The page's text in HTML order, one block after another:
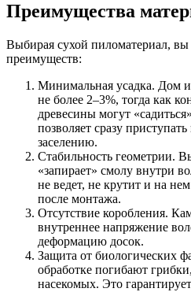
Преимущества
Выбирая сухой пиломатериал,
преимуществ:
Минимальная усадка. Дом
не более 2–3%, тогда как
древесины могут
позволяет сразу
заселению.
Стабильность геометрии.
«запирает» смолу внутри
не ведет, не крутит и на
после монтажа.
Отсутствие коробления.
внутреннее напряжение
деформацию досок.
Защита от биологических
обработке погибают
насекомых. Это